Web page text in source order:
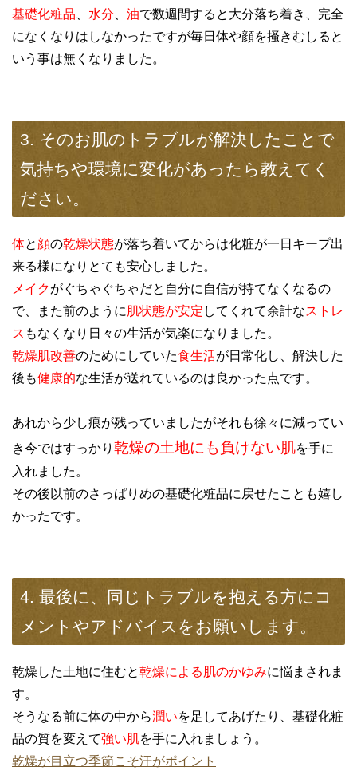
基礎化粧品
水分 油で数週間すると大分落ち着き、完全
になくなりはしなかったですが毎日体や顔を掻きむしると
いう事は無くなりました。
3. そのお肌のトラブルが解決したことで
気持ちや環境に変化があったら教えてく
ださい。
体と 顔の乾燥状態が落ち着いてからは化粧が一日キープ出
来る様になりとても安心しました。
メイクがぐちゃぐちゃだと自分に自信が持てなくなるの
で、また前のように肌状態が安定 してくれて余計なストレ
ス もなくなり日々の生活が気楽になりました。
乾燥肌改善のためにしていた食生活が日常化し、解決した
後も健康的な生活が送れているのは良かった点です。
あれから少し痕が残っていましたがそれも徐々に減ってい
き今ではすっかり 乾燥の土地にも負けない肌を手に
入れました。
その後以前のさっぱりめの基礎化粧品に戻せたことも嬉し
かったです。
4. 最後に、同じトラブルを抱える方にコ
メントやアドバイスをお願いします。
乾燥した土地に住むと乾燥による肌のかゆみに悩まされま
す。
そうなる前に体の中から潤いを足してあげたり、基礎化粧
品の質を変えて強い肌を手に入れましょう。
乾燥が目立つ季節こそ汗がポイント